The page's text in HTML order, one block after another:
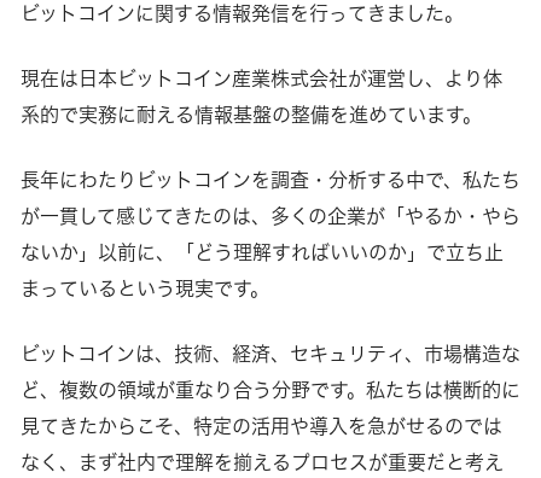
ビットコインに関する情報発信を行ってきました。
現在は日本ビットコイン産業株式会社が運営し、より体
系的で実務に耐える情報基盤の整備を進めています。
長年にわたりビットコインを調査・分析する中で、私たち
が一貫して感じてきたのは、多くの企業が「やるか・やら
ないか」以前に、「どう理解すればいいのか」で立ち止
まっているという現実です。
ビットコインは、技術、経済、セキュリティ、市場構造な
ど、複数の領域が重なり合う分野です。私たちは横断的に
見てきたからこそ、特定の活用や導入を急がせるのでは
なく、まず社内で理解を揃えるプロセスが重要だと考え